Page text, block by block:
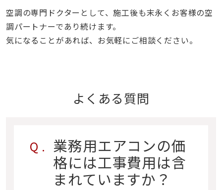
空調の専門ドクターとして、施工後も末永くお客様の空
調パートナーであり続けます。
気になることがあれば、お気軽にご相談ください。
よくある質問
業務用エアコンの価
格には工事費用は含
まれていますか？